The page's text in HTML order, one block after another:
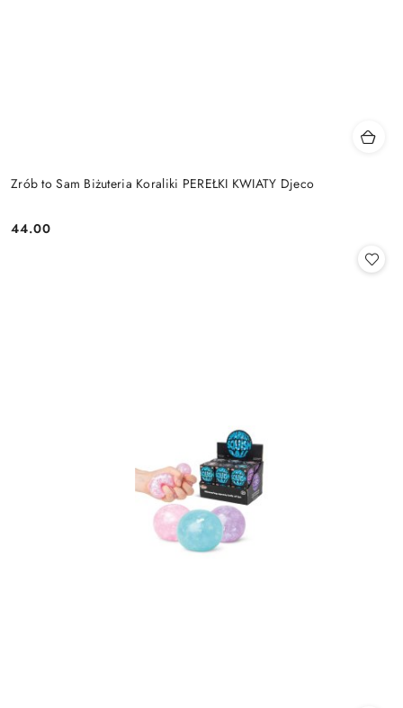
Zrób to Sam Biżuteria Koraliki PEREŁKI KWIATY Djeco
Cena:
44.00